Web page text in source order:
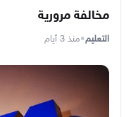
مخالفة مرورية
التعليم•منذ 3 أيام